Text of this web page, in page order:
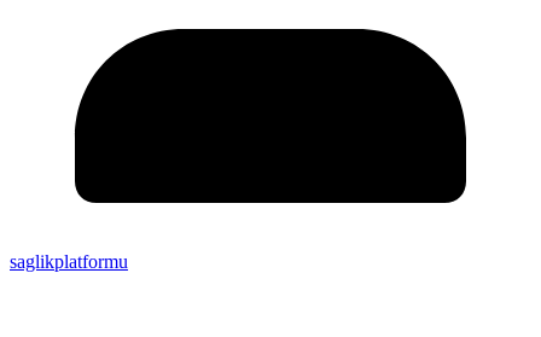
saglikplatformu